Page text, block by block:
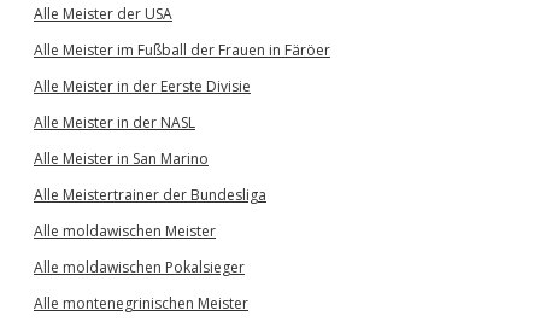
Alle Meister der USA
Alle Meister im Fußball der Frauen in Färöer
Alle Meister in der Eerste Divisie
Alle Meister in der NASL
Alle Meister in San Marino
Alle Meistertrainer der Bundesliga
Alle moldawischen Meister
Alle moldawischen Pokalsieger
Alle montenegrinischen Meister